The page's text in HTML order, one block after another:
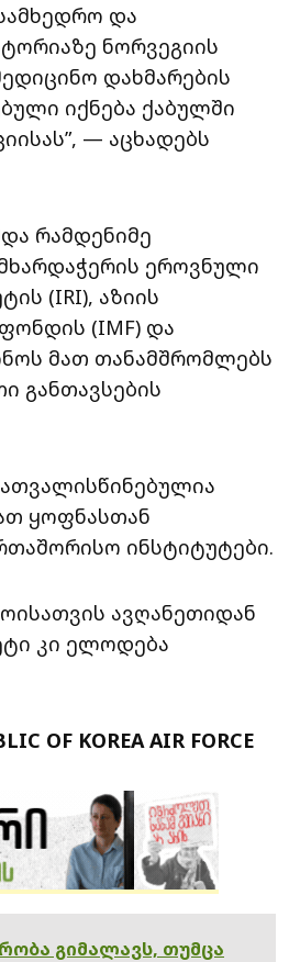
და
ნორვეგიის
დახმარების
იქნება ქაბულში
— აცხადებს
რამდენიმე
ეროვნული
(IRI), აზიის
(IMF) და
მათ თანამშრომლებს
განთავსების
ყოფნასთან
ინსტიტუტები.
ავღანეთიდან
კი ელოდება
OF KOREA AIR FORCE
გიმალავს, თუმცა